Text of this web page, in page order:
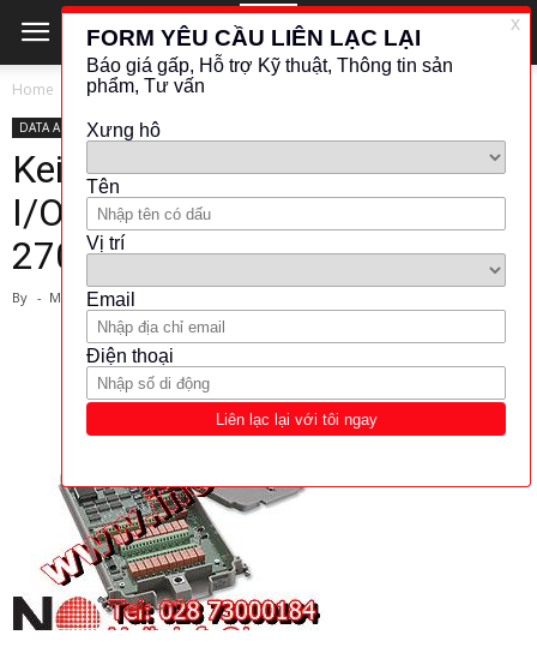
Home DATA ACQUISITION SYSTEM
DATA ACQUISITION SYSTEM
Keithley Model 7706 All-in-One
I/O Module (for Models 2700,
2701, and 2750)
By - March 1, 2024